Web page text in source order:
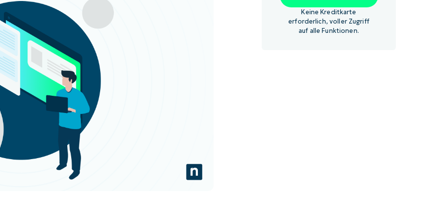
ANSEHEN
PRODUKT-
ANSEHEN
ANSEHEN
ANSEHEN
Keine Kreditkarte
erforderlich, voller Zugriff
auf alle Funktionen.